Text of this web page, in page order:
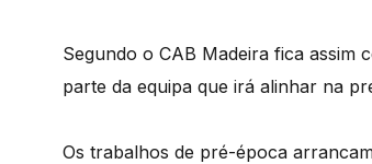
Segundo o CAB Madeira fica assim
parte da equipa que irá alinhar na
Os trabalhos de pré-época